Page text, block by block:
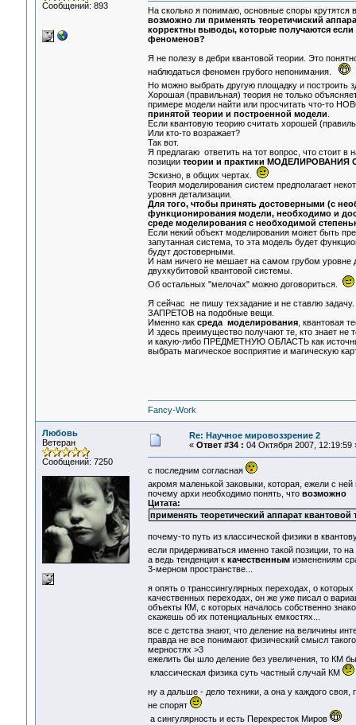
Сообщений: 893
На сколько я понимаю, основные споры крутятся
возможно ли применять теоретичиский
корректны выводы, которые получаются если
феноменов?
Я не полезу в дебри квантовой теории. Это
наблюдаться феномен грубого непонимания.
Но можно выбрать другую площадку и
Хорошая (правильная) теория не только
примере модели найти или просчитать что-
принятой теории и построенной модели
Если квантовую теорию считать хорошей
Или кто-то возражает?
Так вот.
Я предлагаю ответить на тот вопрос, что стоит в
позиции теории и практики МОДЕЛИРОВАНИЯ
Эскизно, в общих чертах.
Теория моделирования систем предполагает
уровня детализации.
Для того, чтобы принять достоверными (с
функционирования модели, необходимо и
среде моделирования с необходимой
Если некий объект моделирования может быть
запутанная система, то эта модель будет
будут достоверными.
И нам ничего не мешает на самом грубом уровне
двухкубитовой квантовой системы.
Об остальных "мелочах" можно договориться.
Я сейчас не пишу техзадание и не ставлю
ЗАПРЕТОВ на подобные вещи.
Именно как среда моделирования, квантовая
И здесь преимущество получают те, кто знает не
и какую-либо ПРЕДМЕТНУЮ ОБЛАСТЬ как
выбрать магическое восприятие и магическую
Fancy-Work
Любовь
Ветеран
Сообщений: 7250
Re: Научное мировоззрение 2
« Ответ #34 : 04 Октября 2007, 12:19:59
с последним согласная
акромя маленькой заковыки, которая, ежели с
почему архи необходимо понять, что возможно
Цитата:
применять теоретический аппарат
почему-то путь из классической физики в
если придерживаться именно такой позиции, то
а ведь тенденция к качественнымизменениям
3-мерном пространстве...
я опять о транссингулярных переходах, о
качественных переходах, он же уже писал о
объекты КМ, с которых началось собственно
скажешь об их потенциальных емкостях...
все с детства знают, что деление на величины
правда не все понимают физический смысл
мерностях >3
ежелить бы шло деление без увеличения, то КМ
классическая физика суть частный случай КМ
ну а дальше - дело техники, а она у каждого
не спорят
а сингулярность и есть Перекресток Миров